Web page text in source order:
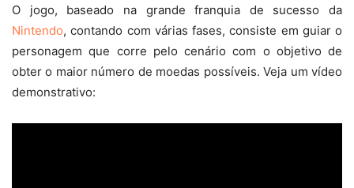
O jogo, baseado na grande franquia de sucesso da
Nintendo, contando com várias fases, consiste em guiar o
personagem que corre pelo cenário com o objetivo de
obter o maior número de moedas possíveis. Veja um vídeo
demonstrativo: